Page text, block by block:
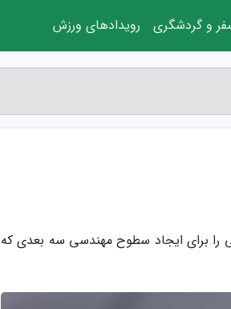
را برای ایجاد سطوح مهندسی سه بعدی که
و گردشگری رویدادهای ورزش